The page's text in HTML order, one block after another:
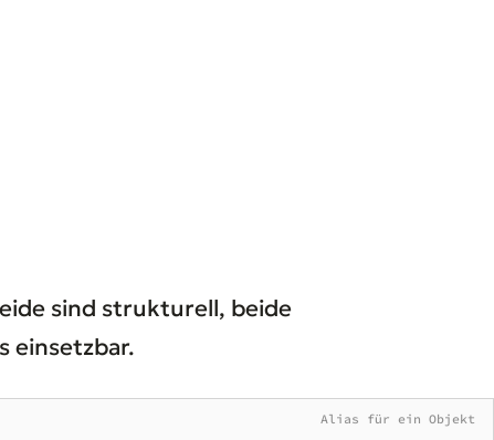
sind strukturell, beide
einsetzbar.
Alias für ein Objekt